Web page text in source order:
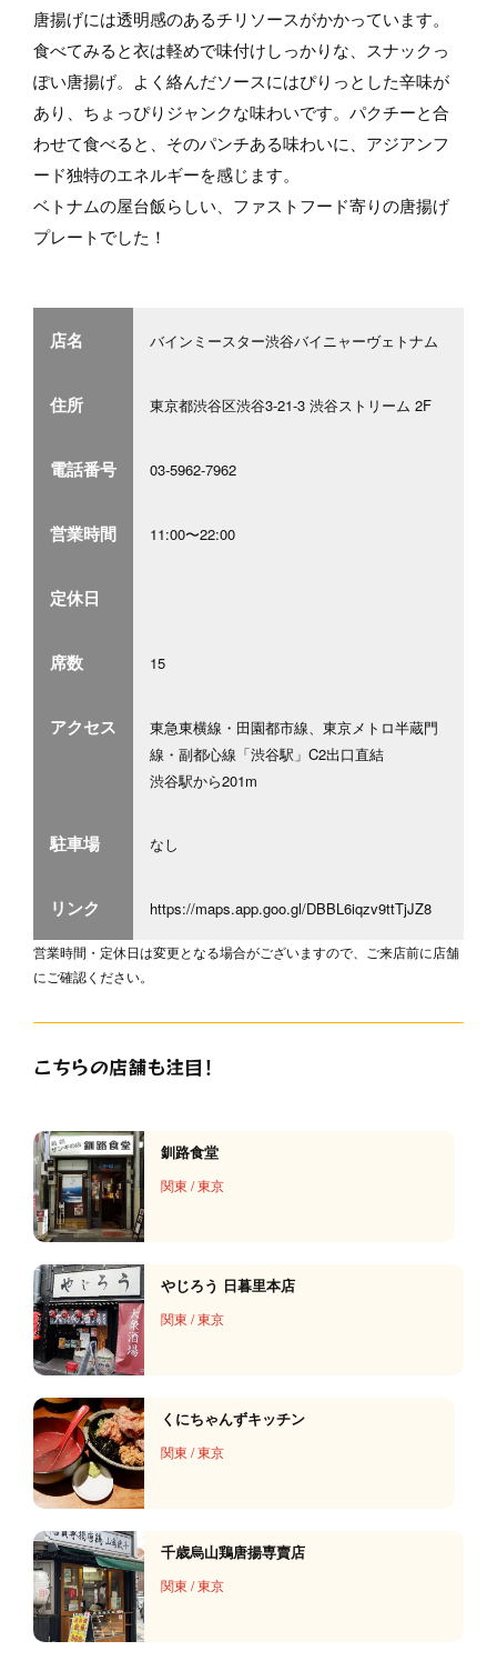
唐揚げには透明感のあるチリソースがかかっています。
食べてみると衣は軽めで味付けしっかりな、スナックっ
ぽい唐揚げ。よく絡んだソースにはぴりっとした辛味が
あり、ちょっぴりジャンクな味わいです。パクチーと合
わせて食べると、そのパンチある味わいに、アジアンフ
ード独特のエネルギーを感じます。
ベトナムの屋台飯らしい、ファストフード寄りの唐揚げ
プレートでした！
店名 バインミースター渋谷バイニャーヴェトナム
住所 東京都渋谷区渋谷3-21-3 渋谷ストリーム 2F
電話番号 03-5962-7962
営業時間 11:00〜22:00
定休日
席数 15
アクセス
東急東横線・田園都市線、東京メトロ半蔵門
線・副都心線「渋谷駅」C2出口直結
渋谷駅から201m
駐車場 なし
リンク https://maps.app.goo.gl/DBBL6iqzv9ttTjJZ8
営業時間・定休日は変更となる場合がございますので、ご来店前に店舗
にご確認ください。
こちらの店舗も注目！
釧路食堂
関東 /東京
やじろう 日暮里本店
関東 /東京
くにちゃんずキッチン
関東 /東京
千歳烏山鶏唐揚専賣店
関東 /東京